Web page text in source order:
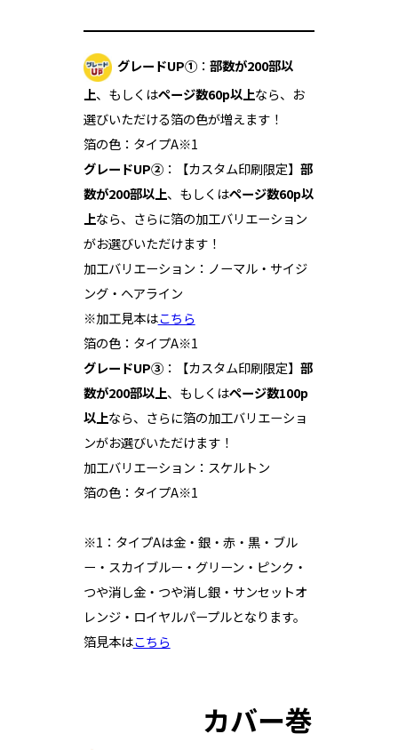
グレードUP①： 部数が200部以
上、もしくはページ数60p以上なら、お
選びいただける箔の色が増えます！
箔の色：タイプA※1
グレードUP②：【カスタム印刷限定】 部
数が200部以上、もしくはページ数60p以
上なら、さらに箔の加工バリエーション
がお選びいただけます！
加工バリエーション：ノーマル・サイジ
ング・ヘアライン
※加工見本はこちら
箔の色：タイプA※1
グレードUP③：【カスタム印刷限定】 部
数が200部以上、もしくはページ数100p
以上なら、さらに箔の加工バリエーショ
ンがお選びいただけます！
加工バリエーション：スケルトン
箔の色：タイプA※1
※1：タイプAは金・銀・赤・黒・ブル
ー・スカイブルー・グリーン・ピンク・
つや消し金・つや消し銀・サンセットオ
レンジ・ロイヤルパープルとなります。
箔見本はこちら
カバー巻